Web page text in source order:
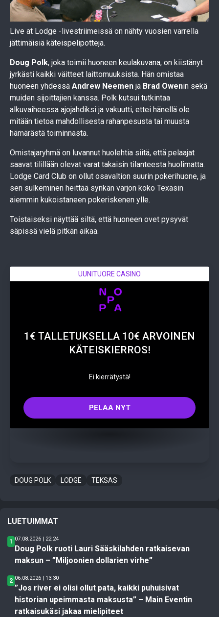
Live at Lodge -livestriimeissä on nähty vuosien varrella
jättimäisiä käteispelipotteja.
Doug Polk, joka toimii huoneen keulakuvana, on kiistänyt
jyrkästi kaikki väitteet laittomuuksista. Hän omistaa
huoneen yhdessä Andrew Neemen ja Brad Owenin sekä
muiden sijoittajien kanssa. Polk kutsui tutkintaa
alkuvaiheessa ajojahdiksi ja vakuutti, ettei hänellä ole
mitään tietoa mahdollisesta rahanpesusta tai muusta
hämärästä toiminnasta.
Omistajaryhmä on luvannut huolehtia siitä, että pelaajat
saavat tilillään olevat varat takaisin tilanteesta huolimatta.
Lodge Card Club on ollut osavaltion suurin pokerihuone, ja
sen sulkeminen heittää synkän varjon koko Texasin
aiemmin kukoistaneen pokeriskenen ylle.
Toistaiseksi näyttää siltä, että huoneen ovet pysyvät
säpissä vielä pitkän aikaa.
UUNITUORE CASINO
1€ TALLETUKSELLA 10€ ARVOINEN
KÄTEISKIERROS!
Ei kierrätystä!
PELAA NYT
DOUG POLK LODGE TEKSAS
LUETUIMMAT
1 07.08.2026 | 22.24
Doug Polk ruoti Lauri Sääskilahden ratkaisevan
maksun – ”Miljoonien dollarien virhe”
2 06.08.2026 | 13.30
”Jos river ei olisi ollut pata, kaikki puhuisivat
historian upeimmasta maksusta” – Main Eventin
ratkaisukäsi jakaa mielipiteet